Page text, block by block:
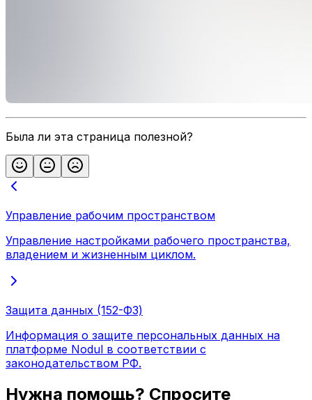
Была ли эта страница полезной?
Управление рабочим пространством
Управление настройками рабочего пространства,
владением и жизненным циклом.
Защита данных (152-ФЗ)
Информация о защите персональных данных на
платформе Nodul в соответствии с
законодательством РФ.
Нужна помощь? Спросите